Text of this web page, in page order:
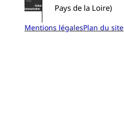
Pays de la Loire)
Mentions légalesPlan du site